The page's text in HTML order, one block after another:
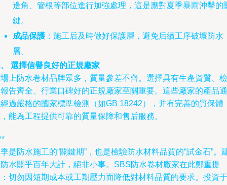
邊角、管根等部位進行加強處理，這是應對夏季暴雨沖擊的
鍵。
成品保護 ：施工后及時做好保護層，避免后續工序破壞防水
層。
選擇信譽良好的正規廠家
上防水卷材品牌眾多，質量參差不齊。選擇具有生產資質、檢
告齊全、行業口碑好的正規廠家至關重要。這些廠家的產品通
過嚴格的國家標準檢測（如GB 18242），并有完善的質保體
能為工程提供可靠的質量保障和售后服務。
是防水施工的“關鍵期”，也是檢驗防水材料品質的“試金石”。
水關乎百年大計，絕非小事。SBS防水卷材廠家在此鄭重提
切勿因短期成本或工期壓力而降低對材料品質的要求。投資于